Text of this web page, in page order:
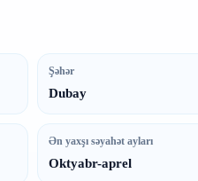
Şəhər
Dubay
Ən yaxşı səyahət ayları
Oktyabr-aprel